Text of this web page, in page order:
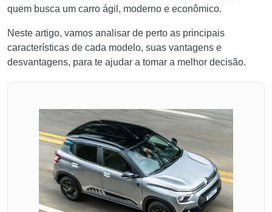
quem busca um carro ágil, moderno e econômico.
Neste artigo, vamos analisar de perto as principais
características de cada modelo, suas vantagens e
desvantagens, para te ajudar a tomar a melhor decisão.